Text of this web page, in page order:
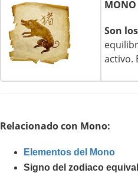
MONO
Son
activo.
Relacionado con Mono:
Elementos del Mono
Signo del zodiaco